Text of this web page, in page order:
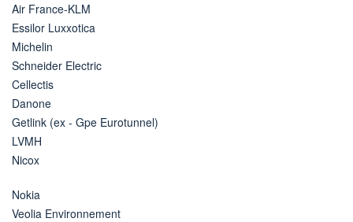
Air France-KLM
Essilor Luxxotica
Michelin
Schneider Electric
Cellectis
Danone
Getlink (ex - Gpe Eurotunnel)
LVMH
Nicox
Nokia
Veolia Environnement